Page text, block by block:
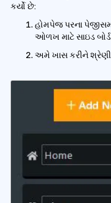
કર્યો છે:
હોમપેજ પરના
ઓળખ માટે સાઇડ
અમે ખાસ કરીને